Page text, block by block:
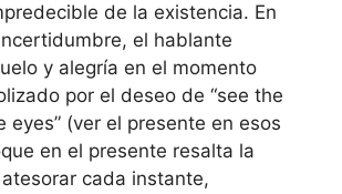
de la existencia. En
el hablante
y alegría en el momento
por el deseo de “see the
eyes” (ver el presente en esos
en el presente resalta la
cada instante,